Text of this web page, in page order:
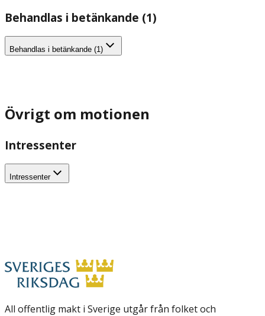
Behandlas i betänkande (1)
Behandlas i betänkande (1)
Övrigt om motionen
Intressenter
Intressenter
All offentlig makt i Sverige utgår från folket och